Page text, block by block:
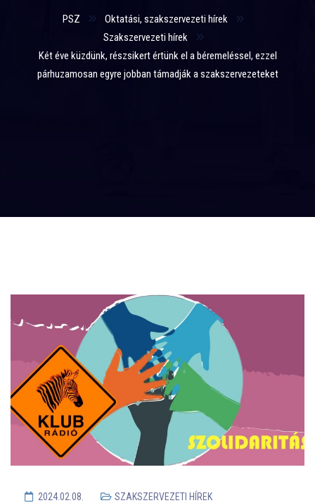
PSZ
Oktatási, szakszervezeti hírek
Szakszervezeti hírek
Két éve küzdünk, részsikert értünk el a béremeléssel, ezzel
párhuzamosan egyre jobban támadják a szakszervezeteket
2024.02.08. SZAKSZERVEZETI HÍREK